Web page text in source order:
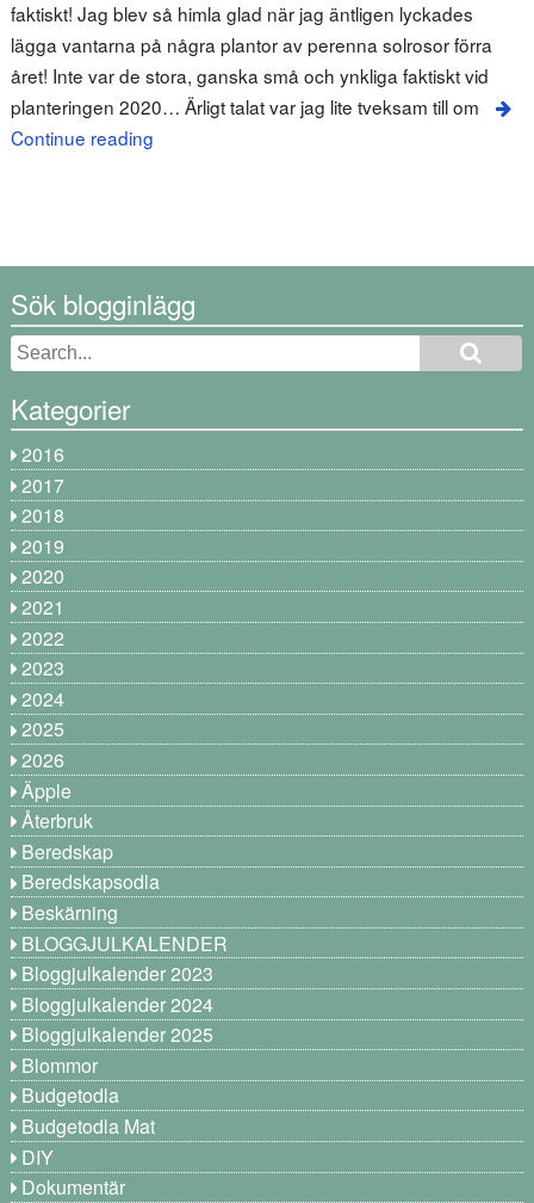
faktiskt! Jag blev så himla glad när jag äntligen lyckades
lägga vantarna på några plantor av perenna solrosor förra
året! Inte var de stora, ganska små och ynkliga faktiskt vid
planteringen 2020… Ärligt talat var jag lite tveksam till om
Continue reading
Sök blogginlägg
Kategorier
2016
2017
2018
2019
2020
2021
2022
2023
2024
2025
2026
Äpple
Återbruk
Beredskap
Beredskapsodla
Beskärning
BLOGGJULKALENDER
Bloggjulkalender 2023
Bloggjulkalender 2024
Bloggjulkalender 2025
Blommor
Budgetodla
Budgetodla Mat
DIY
Dokumentär